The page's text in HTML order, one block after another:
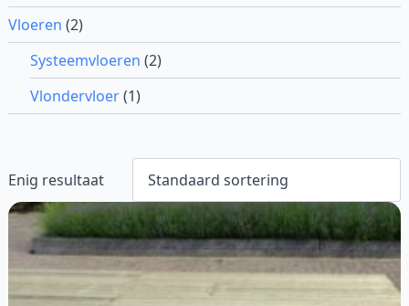
Vloeren (2)
Systeemvloeren (2)
Vlondervloer(1)
Enig resultaat